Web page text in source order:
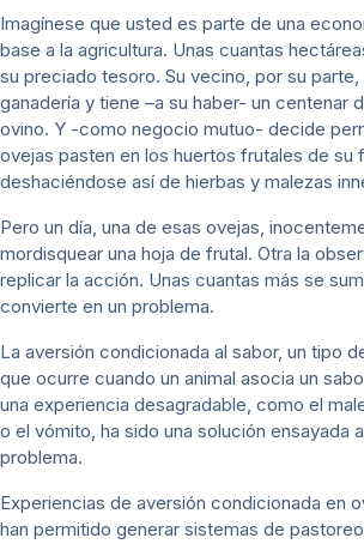
Imagínese que usted es parte de una
base a la agricultura. Unas cuantas
su preciado tesoro. Su vecino, por su parte,
ganadería y tiene –a su haber- un centenar
ovino. Y -como negocio mutuo- decide
ovejas pasten en los huertos frutales de su
deshaciéndose así de hierbas y malezas
Pero un día, una de esas ovejas,
mordisquear una hoja de frutal. Otra la
replicar la acción. Unas cuantas más se
convierte en un problema.
La aversión condicionada al sabor, un tipo
que ocurre cuando un animal asocia un
una experiencia desagradable, como el
o el vómito, ha sido una solución ensayada
problema.
Experiencias de aversión condicionada en
han permitido generar sistemas de